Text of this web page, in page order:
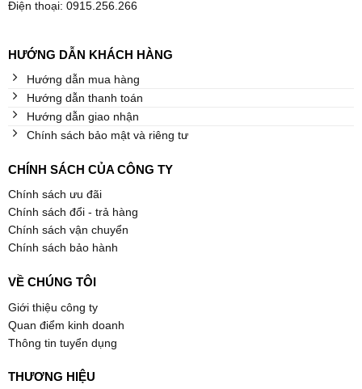
Điện thoại: 0915.256.266
HƯỚNG DẪN KHÁCH HÀNG
Hướng dẫn mua hàng
Hướng dẫn thanh toán
Hướng dẫn giao nhận
Chính sách bảo mật và riêng tư
CHÍNH SÁCH CỦA CÔNG TY
Chính sách ưu đãi
Chính sách đổi - trả hàng
Chính sách vận chuyển
Chính sách bảo hành
VỀ CHÚNG TÔI
Giới thiệu công ty
Quan điểm kinh doanh
Thông tin tuyển dụng
THƯƠNG HIỆU